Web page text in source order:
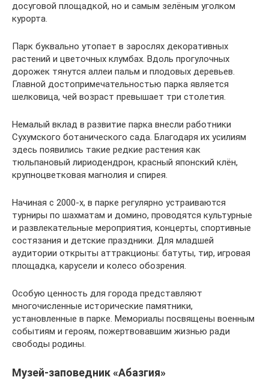
досуговой площадкой, но и самым зелёным уголком
курорта.
Парк буквально утопает в зарослях декоративных
растений и цветочных клумбах. Вдоль прогулочных
дорожек тянутся аллеи пальм и плодовых деревьев.
Главной достопримечательностью парка является
шелковица, чей возраст превышает три столетия.
Немалый вклад в развитие парка внесли работники
Сухумского ботанического сада. Благодаря их усилиям
здесь появились такие редкие растения как
тюльпановый лириодендрон, красный японский клён,
крупноцветковая магнолия и спирея.
Начиная с 2000-х, в парке регулярно устраиваются
турниры по шахматам и домино, проводятся культурные
и развлекательные мероприятия, концерты, спортивные
состязания и детские праздники. Для младшей
аудитории открыты аттракционы: батуты, тир, игровая
площадка, карусели и колесо обозрения.
Особую ценность для города представляют
многочисленные исторические памятники,
установленные в парке. Мемориалы посвящены военным
событиям и героям, пожертвовавшим жизнью ради
свободы родины.
Музей-заповедник «Абазгия»